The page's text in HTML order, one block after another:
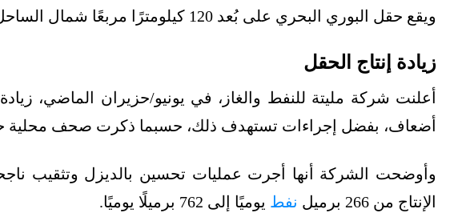
ويقع حقل البوري البحري على بُعد 120 كيلومترًا مربعًا شمال الساحل الليبي في البحر المتوسط.
زيادة إنتاج الحقل
أضعاف، بفضل إجراءات تستهدف ذلك، حسبما ذكرت صحف محلية
وأوضحت الشركة أنها أجرت عمليات تحسين بالديزل وتثقيب
الإنتاج من 266 برميل
نفط يوميًا إلى 762 برميلًا يوميًا.